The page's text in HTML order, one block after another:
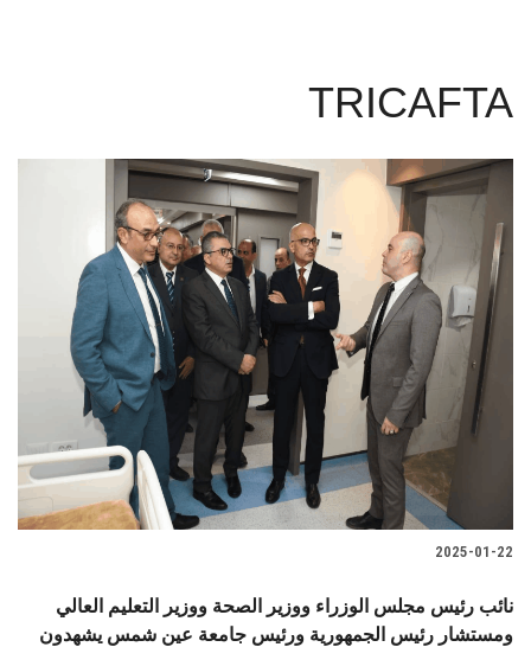
الأنظمة الذكية
تواصل معنا
هيئة التدريس
الدراسات العليا
الموظفون
TRICAFTA
2025-01-22
نائب رئيس مجلس الوزراء ووزير الصحة ووزير التعليم العالي
ومستشار رئيس الجمهورية ورئيس جامعة عين شمس يشهدون